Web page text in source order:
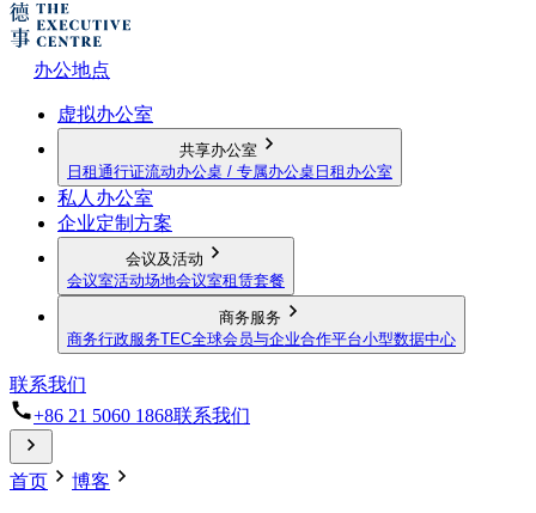
办公地点
虚拟办公室
共享办公室
日租通行证流动办公桌 / 专属办公桌 日租办公室
私人办公室
企业定制方案
会议及活动
会议室活动场地会议室租赁套餐
商务服务
商务行政服务TEC全球会员与企业合作平台小型数据中心
联系我们
+86 21 5060 1868联系我们
首页 博客